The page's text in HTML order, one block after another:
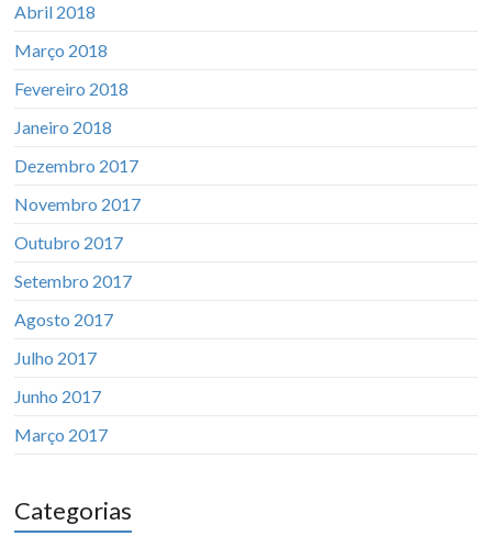
Abril 2018
Março 2018
Fevereiro 2018
Janeiro 2018
Dezembro 2017
Novembro 2017
Outubro 2017
Setembro 2017
Agosto 2017
Julho 2017
Junho 2017
Março 2017
Categorias